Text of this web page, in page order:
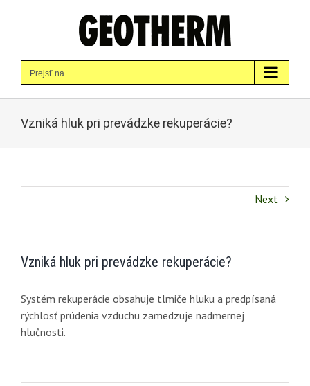
Prejsť na...
Vzniká hluk pri prevádzke rekuperácie?
Next
Vzniká hluk pri prevádzke rekuperácie?
Systém rekuperácie obsahuje tlmiče hluku a predpísaná
rýchlosť prúdenia vzduchu zamedzuje nadmernej
hlučnosti.